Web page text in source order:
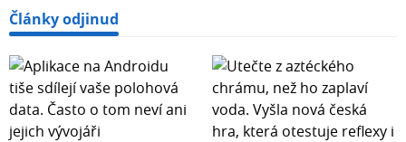
Články odjinud